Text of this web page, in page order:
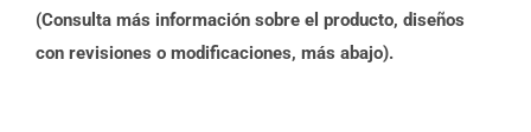
(Consulta más información sobre el producto, diseños
con revisiones o modificaciones, más abajo).